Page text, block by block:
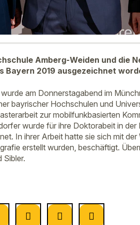
Amberg-Weiden und die
Bayern 2019 ausgezeichnet
am Donnerstagabend im
bayrischer Hochschulen und
zur mobilfunkbasierten
wurde für ihre Doktorabeit in der
In ihrer Arbeit hatte sie sich mit
erstellt wurden, beschäftigt.
Sibler.